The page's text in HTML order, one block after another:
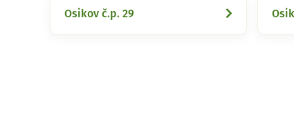
Osikov č.p. 29